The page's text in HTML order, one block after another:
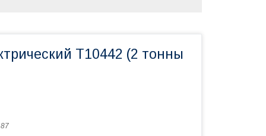
Т10442 (2 тонны